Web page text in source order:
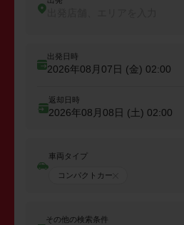
出発日時
2026年08月07日 (金) 02:00
返却日時
2026年08月08日 (土) 02:00
車両タイプ
コンパクトカー
その他の検索条件